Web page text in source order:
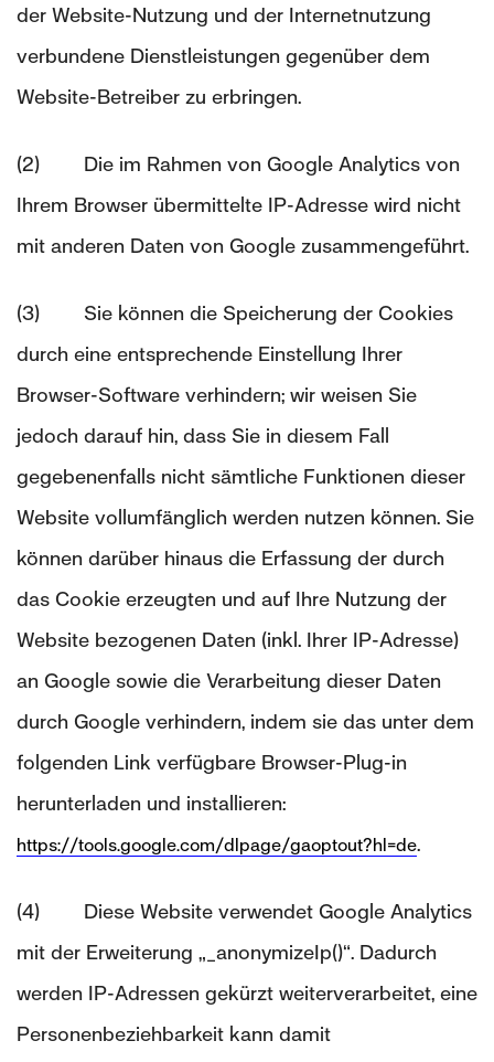
der Website-Nutzung und der Internetnutzung
verbundene Dienstleistungen gegenüber dem
Website-Betreiber zu erbringen.
(2) Die im Rahmen von Google Analytics von
Ihrem Browser übermittelte IP-Adresse wird nicht
mit anderen Daten von Google zusammengeführt.
(3) Sie können die Speicherung der Cookies
durch eine entsprechende Einstellung Ihrer
Browser-Software verhindern; wir weisen Sie
jedoch darauf hin, dass Sie in diesem Fall
gegebenenfalls nicht sämtliche Funktionen dieser
Website vollumfänglich werden nutzen können. Sie
können darüber hinaus die Erfassung der durch
das Cookie erzeugten und auf Ihre Nutzung der
Website bezogenen Daten (inkl. Ihrer IP-Adresse)
an Google sowie die Verarbeitung dieser Daten
durch Google verhindern, indem sie das unter dem
folgenden Link verfügbare Browser-Plug-in
herunterladen und installieren:
https://tools.google.com/dlpage/gaoptout?hl=de.
(4) Diese Website verwendet Google Analytics
mit der Erweiterung „_anonymizeIp()“. Dadurch
werden IP-Adressen gekürzt weiterverarbeitet, eine
Personenbeziehbarkeit kann damit